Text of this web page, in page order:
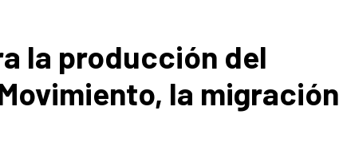
la producción del
la migración